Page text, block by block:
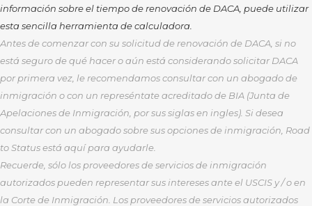
información sobre el tiempo de renovación de DACA, puede utilizar
esta sencilla herramienta de calculadora.
Antes de comenzar con su solicitud de renovación de DACA, si no
está seguro de qué hacer o aún está considerando solicitar DACA
por primera vez, le recomendamos consultar con un abogado de
inmigración o con un represéntate acreditado de BIA (Junta de
Apelaciones de Inmigración, por sus siglas en ingles). Si desea
consultar con un abogado sobre sus opciones de inmigración, Road
to Status está aquí para ayudarle.
Recuerde, sólo los proveedores de servicios de inmigración
autorizados pueden representar sus intereses ante el USCIS y / o en
la Corte de Inmigración. Los proveedores de servicios autorizados